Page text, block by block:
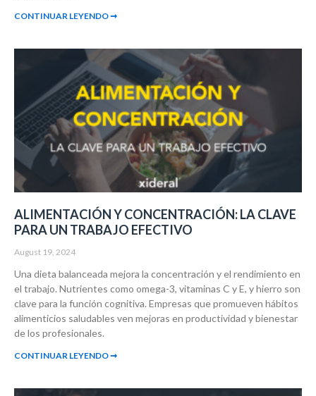
CONTINUAR LEYENDO ➞
ALIMENTACIÓN Y CONCENTRACIÓN: LA CLAVE
PARA UN TRABAJO EFECTIVO
August 19, 2024
Una dieta balanceada mejora la concentración y el rendimiento en
el trabajo. Nutrientes como omega-3, vitaminas C y E, y hierro son
clave para la función cognitiva. Empresas que promueven hábitos
alimenticios saludables ven mejoras en productividad y bienestar
de los profesionales.
CONTINUAR LEYENDO ➞